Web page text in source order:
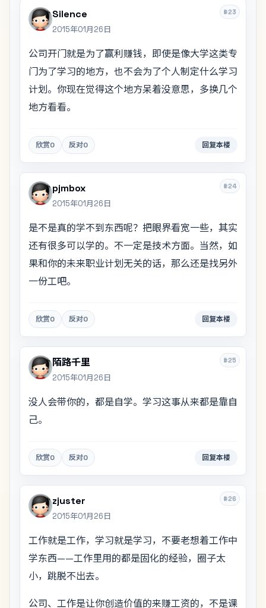
#23
Silence
2015年01月26日
公司开门就是为了赢利赚钱，即使是像大学这类专
门为了学习的地方，也不会为了个人制定什么学习
计划。你现在觉得这个地方呆着没意思，多换几个
地方看看。
欣赏0 反对0 回复本楼
#24
pjmbox
2015年01月26日
是不是真的学不到东西呢？把眼界看宽一些，其实
还有很多可以学的。不一定是技术方面。当然，如
果和你的未来职业计划无关的话，那么还是找另外
一份工吧。
欣赏0 反对0 回复本楼
#25
陌路千里
2015年01月26日
没人会带你的，都是自学。学习这事从来都是靠自
己。
欣赏0 反对0 回复本楼
#26
zjuster
2015年01月26日
工作就是工作，学习就是学习，不要老想着工作中
学东西——工作里用的都是固化的经验，圈子太
小，跳脱不出去。
公司、工作是让你创造价值的来赚工资的，不是课